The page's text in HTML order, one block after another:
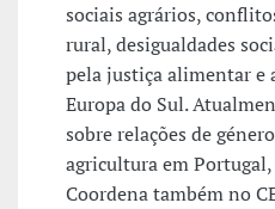
sociais agrários,
rural, desigualdades
pela justiça alimentar e
Europa do Sul.
sobre relações de
agricultura em
Coordena também no